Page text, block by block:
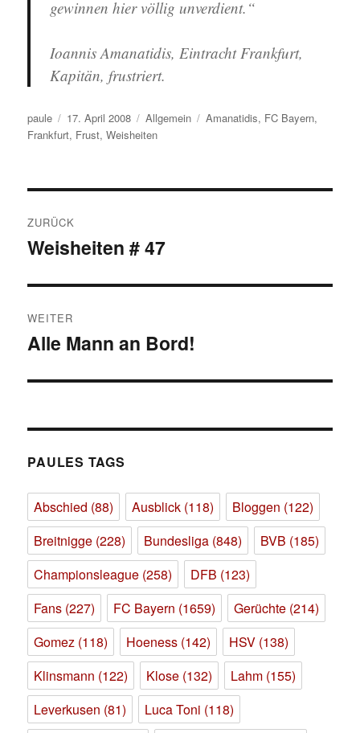
gewinnen hier völlig unverdient.“
Ioannis Amanatidis, Eintracht Frankfurt,
Kapitän, frustriert.
Autor
paule
Veröffentlicht
am
17. April 2008 Kategorien
Allgemein Schlagwörter
Amanatidis, FC Bayern,
Frankfurt, Frust,Weisheiten
ZURÜCK
Vorheriger
Weisheiten # 47
WEITER
Nächster
Alle Mann an Bord!
PAULES TAGS
Abschied (88) Ausblick (118) Bloggen (122)
Breitnigge (228) Bundesliga (848) BVB (185)
Championsleague (258) DFB (123)
Fans (227) FC Bayern (1659) Gerüchte (214)
Gomez (118) Hoeness (142) HSV (138)
Klinsmann (122) Klose (132) Lahm (155)
Leverkusen (81) Luca Toni (118)